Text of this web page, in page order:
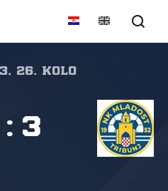
26. kolo
: 3